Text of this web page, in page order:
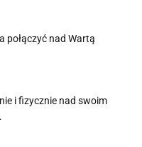
połączyć nad Wartą
i fizycznie nad swoim